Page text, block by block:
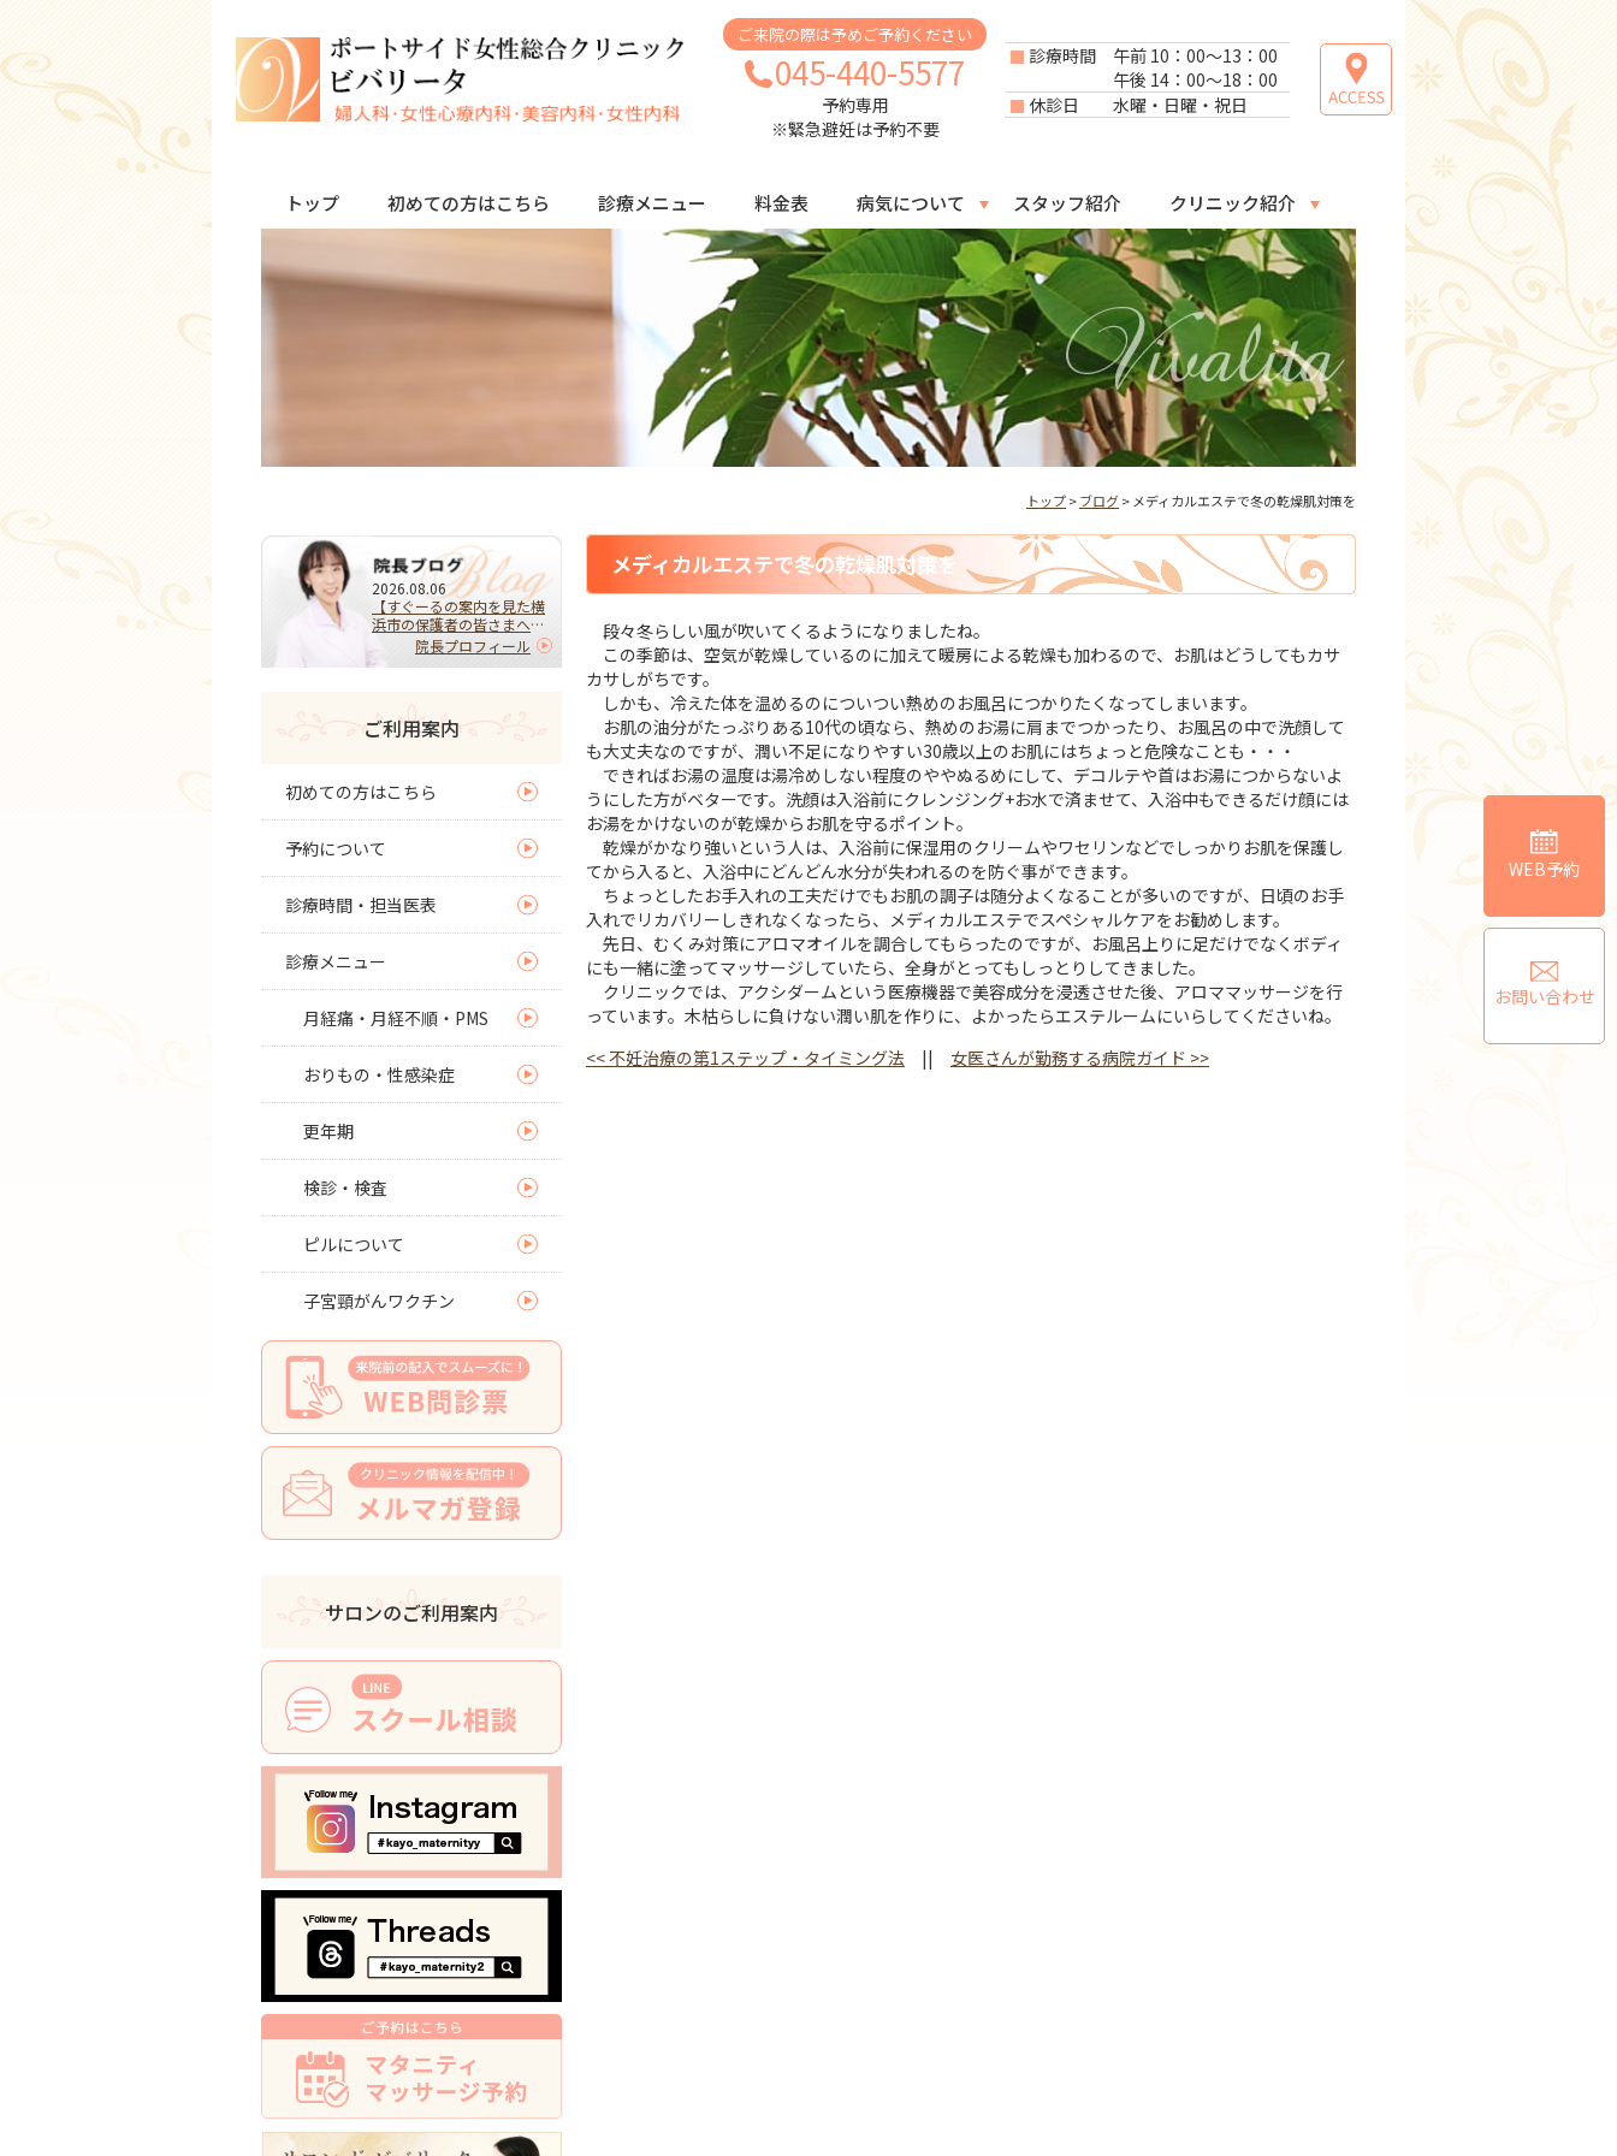
ご来院の際は予めご予約ください
045-440-5577
予約専用
※緊急避妊は予約不要
診療時間
午前 10：00～13：00
午後 14：00～18：00
休診日
水曜・日曜・祝日
トップ 初めての方はこちら 診療メニュー 料金表 病気について スタッフ紹介 クリニック紹介
トップ>ブログ> メディカルエステで冬の乾燥肌対策を
メディカルエステで冬の乾燥肌対策を
段々冬らしい風が吹いてくるようになりましたね。
この季節は、空気が乾燥しているのに加えて暖房による乾燥も加わるので、お肌はどうしてもカサ
カサしがちです。
しかも、冷えた体を温めるのについつい熱めのお風呂につかりたくなってしまいます。
お肌の油分がたっぷりある10代の頃なら、熱めのお湯に肩までつかったり、お風呂の中で洗顔して
も大丈夫なのですが、潤い不足になりやすい30歳以上のお肌にはちょっと危険なことも・・・
できればお湯の温度は湯冷めしない程度のややぬるめにして、デコルテや首はお湯につからないよ
うにした方がベターです。洗顔は入浴前にクレンジング+お水で済ませて、入浴中もできるだけ顔には
お湯をかけないのが乾燥からお肌を守るポイント。
乾燥がかなり強いという人は、入浴前に保湿用のクリームやワセリンなどでしっかりお肌を保護し
てから入ると、入浴中にどんどん水分が失われるのを防ぐ事ができます。
ちょっとしたお手入れの工夫だけでもお肌の調子は随分よくなることが多いのですが、日頃のお手
入れでリカバリーしきれなくなったら、メディカルエステでスペシャルケアをお勧めします。
先日、むくみ対策にアロマオイルを調合してもらったのですが、お風呂上りに足だけでなくボディ
にも一緒に塗ってマッサージしていたら、全身がとってもしっとりしてきました。
クリニックでは、アクシダームという医療機器で美容成分を浸透させた後、アロママッサージを行
っています。木枯らしに負けない潤い肌を作りに、よかったらエステルームにいらしてくださいね。
<<不妊治療の第1ステップ・タイミング法 || 女医さんが勤務する病院ガイド >>
2026.08.06
【すぐーるの案内を見た横
浜市の保護者の皆さまへ】
HPVワクチンを受けるべ
き？迷ったらまず相談を｜
院長プロフィール
ご利用案内
初めての方はこちら
予約について
診療時間・担当医表
診療メニュー
月経痛・月経不順・PMS
おりもの・性感染症
更年期
検診・検査
ピルについて
子宮頸がんワクチン
サロンのご利用案内
WEB予約
お問い合わせ